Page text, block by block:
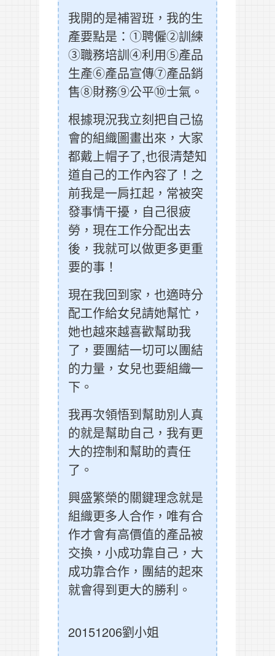
我開的是補習班，我的生
產要點是：①聘僱②訓練
③職務培訓④利用⑤產品
生產⑥產品宣傳⑦產品銷
售⑧財務⑨公平⑩士氣。
根據現況我立刻把自己協
會的組織圖畫出來，大家
都戴上帽子了,也很清楚知
道自己的工作內容了！之
前我是一肩扛起，常被突
發事情干擾，自己很疲
勞，現在工作分配出去
後，我就可以做更多更重
要的事！
現在我回到家，也適時分
配工作給女兒請她幫忙，
她也越來越喜歡幫助我
了，要團結一切可以團結
的力量，女兒也要組織一
下。
我再次領悟到幫助別人真
的就是幫助自己，我有更
大的控制和幫助的責任
了。
興盛繁榮的關鍵理念就是
組織更多人合作，唯有合
作才會有高價值的產品被
交換，小成功靠自己，大
成功靠合作，團結的起來
就會得到更大的勝利。
20151206劉小姐